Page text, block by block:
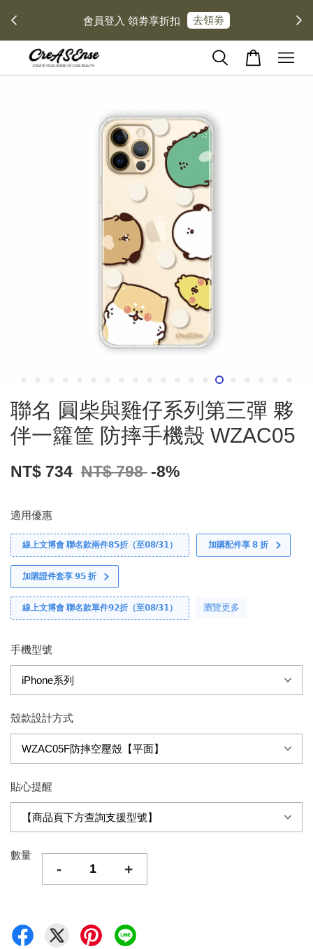
會員登入 領劵享折扣 去領劵
聯名 圓柴與雞仔系列第三彈 夥
伴一籮筐 防摔手機殼 WZAC05
NT$ 734 NT$ 798 -8%
適用優惠
線上文博會 聯名款兩件𝟴𝟱折（至𝟬𝟴/𝟯𝟭） 加購配件享 𝟴 折
加購證件套享 𝟵𝟱 折
線上文博會 聯名款單件𝟵𝟮折（至𝟬𝟴/𝟯𝟭） 瀏覽更多
手機型號
殼款設計方式
貼心提醒
數量
- +